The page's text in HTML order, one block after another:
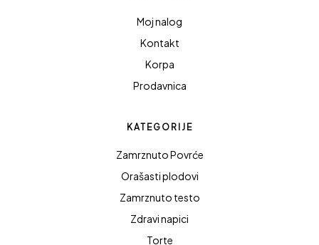
Moj nalog
Kontakt
Korpa
Prodavnica
KATEGORIJE
Zamrznuto Povrće
Orašasti plodovi
Zamrznuto testo
Zdravi napici
Torte